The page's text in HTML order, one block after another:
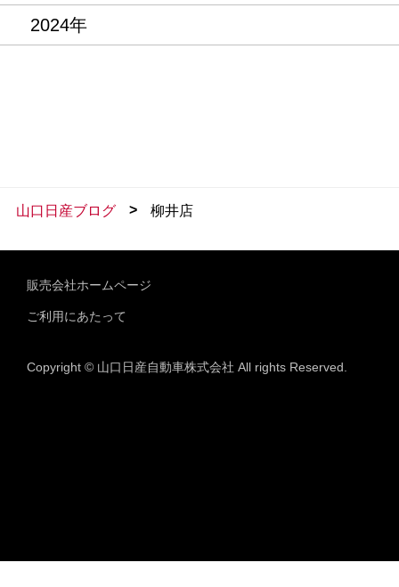
2024年
山口日産ブログ > 柳井店
販売会社ホームページ
ご利用にあたって
Copyright © 山口日産自動車株式会社 All rights Reserved.